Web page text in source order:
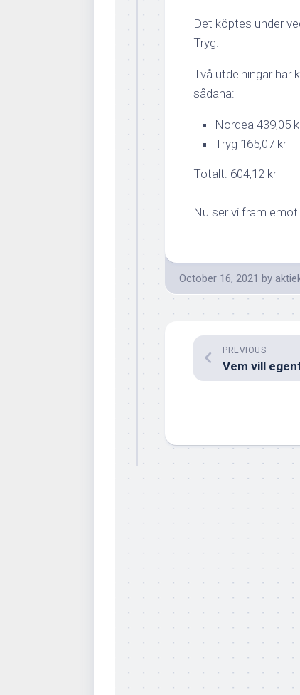
Det köptes under
Tryg.
Två utdelningar har
sådana:
Nordea 439,05
Tryg 165,07 kr
Totalt: 604,12 kr
Nu ser vi fram
October 16, 2021 by
PREVIOUS